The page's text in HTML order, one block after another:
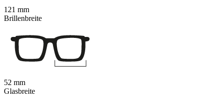
121 mm
Brillenbreite
52 mm
Glasbreite